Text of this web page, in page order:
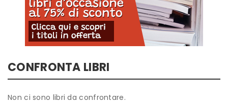
CONFRONTA LIBRI
Non ci sono libri da confrontare.